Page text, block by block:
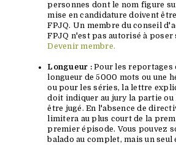
personnes dont le nom figure
mise en candidature doivent
FPJQ. Un membre du conseil
FPJQ n'est pas autorisé à poser
Devenir membre.
Longueur :Pour les reportages
longueur de 5000 mots ou une
ou pour les séries, la lettre
doit indiquer au jury la partie
être jugé. En l'absence de
limitera au plus court de la
premier épisode. Vous pouvez
balado au complet, mais un